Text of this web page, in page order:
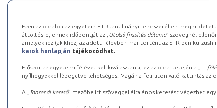
Ezen az oldalon az egyetem ETR tanulmányi rendszerében
áttöltésre, ennek időpontját az „ Utolsó frissítés dátuma” szövegnél
amelyekhez (akikhez) az adott félévben már történt az ETR-ben
karok honlapján tájékozódhat.
Először az egyetemi félévet kell kiválasztania, ez az oldal tetején a „
…
nyílhegyekkel lépegetve lehetséges. Magán a feliraton való kattintás az
A „ Tanrendi kereső” mezőbe írt szöveggel általános keresést végezhet